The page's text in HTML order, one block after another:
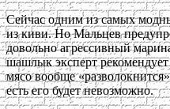
Сейчас одним из самых
из киви. Но Мальцев
довольно агрессивный
шашлык эксперт
мясо вообще
есть его будет невозможно.